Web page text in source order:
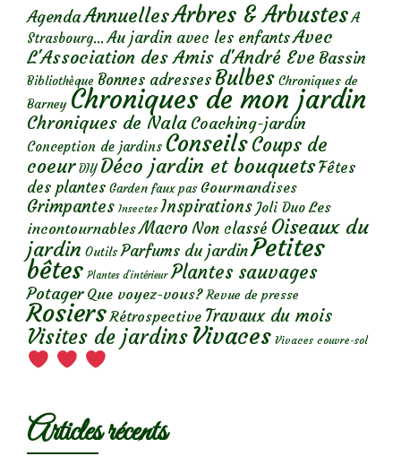
AgendaAnnuellesArbres & Arbustes A
Strasbourg... Au jardin avec les enfantsAvec
L'Association des Amis d'André Eve Bassin
Bibliothèque Bonnes adresses Bulbes Chroniques de
Barney Chroniques de mon jardin
Chroniques de Nala Coaching-jardin
Conception de jardins ConseilsCoups de
coeur DIY Déco jardin et bouquetsFêtes
des plantes Garden faux pas Gourmandises
Grimpantes Insectes Inspirations Joli Duo Les
incontournables Macro Non classé Oiseaux du
jardin Outils Parfums du jardinPetites
bêtes Plantes d’intérieur Plantes sauvages
Potager Que voyez-vous? Revue de presse
Rosiers Rétrospective Travaux du mois
Visites de jardins Vivaces Vivaces couvre-sol
Articles récents